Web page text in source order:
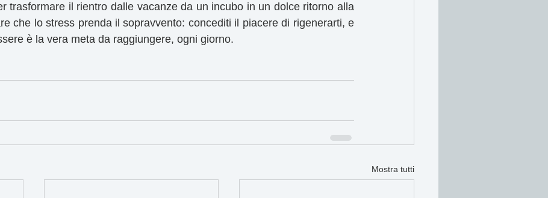
trasformare il rientro dalle vacanze da un incubo in un dolce ritorno alla
che lo stress prenda il sopravvento: concediti il piacere di rigenerarti, e
è la vera meta da raggiungere, ogni giorno.
Mostra tutti